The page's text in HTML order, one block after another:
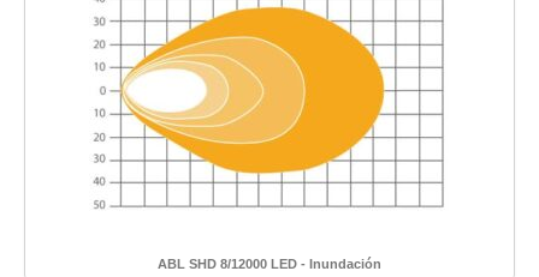
ABL SHD 8/12000 LED - Inundación